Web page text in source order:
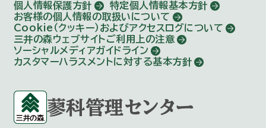
個人情報保護方針
特定個人情報基本方針
お客様の個人情報の取扱いについて
Cookie（クッキー）およびアクセスログについて
三井の森ウェブサイトご利用上の注意
ソーシャルメディアガイドライン
カスタマーハラスメントに対する基本方針
蓼科管理センター